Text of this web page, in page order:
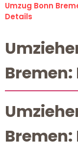
Umzug Bonn
Details
Bremen:
Bremen: